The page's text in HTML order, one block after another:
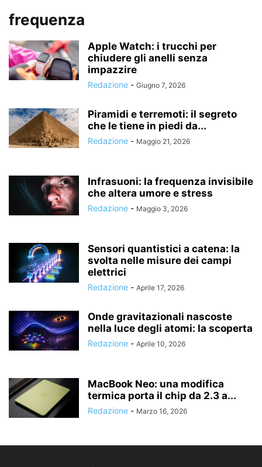
frequenza
Apple Watch: i trucchi per
chiudere gli anelli senza
impazzire
Redazione - Giugno 7, 2026
Piramidi e terremoti: il segreto
che le tiene in piedi da...
Redazione - Maggio 21, 2026
Infrasuoni: la frequenza invisibile
che altera umore e stress
Redazione - Maggio 3, 2026
Sensori quantistici a catena: la
svolta nelle misure dei campi
elettrici
Redazione - Aprile 17, 2026
Onde gravitazionali nascoste
nella luce degli atomi: la scoperta
Redazione - Aprile 10, 2026
MacBook Neo: una modifica
termica porta il chip da 2.3 a...
Redazione - Marzo 16, 2026